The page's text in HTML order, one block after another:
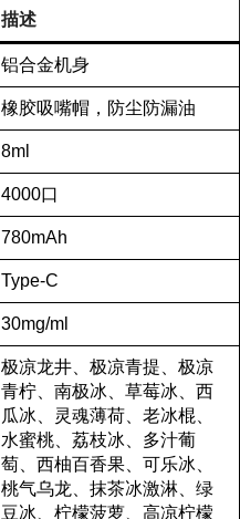
描述
铝合金机身
橡胶吸嘴帽，防尘防漏油
8ml
4000口
780mAh
Type-C
30mg/ml
极凉龙井、极凉青提、极凉
青柠、南极冰、草莓冰、西
瓜冰、灵魂薄荷、老冰棍、
水蜜桃、荔枝冰、多汁葡
萄、西柚百香果、可乐冰、
桃气乌龙、抹茶冰激淋、绿
豆冰、柠檬菠萝、高凉柠檬